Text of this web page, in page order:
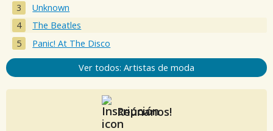
Unknown
The Beatles
Panic! At The Disco
Ver todos: Artistas de moda
Reúnanos!